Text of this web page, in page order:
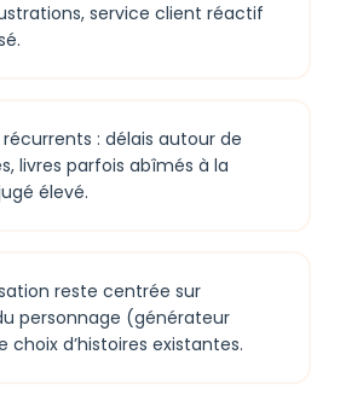
service client réactif
: délais autour de
livres parfois abîmés à la
élevé.
reste centrée sur
personnage (générateur
choix d’histoires existantes.